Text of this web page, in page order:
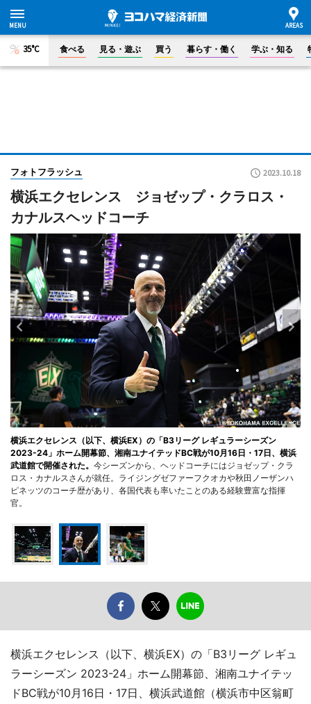
35°C 食べる 見る・遊ぶ 買う 暮らす・働く 学ぶ・知る
フォトフラッシュ 2023.10.18
横浜エクセレンス ジョゼップ・クラロス・
カナルスヘッドコーチ
横浜エクセレンス（以下、横浜EX）の「B3リーグ レギュラーシーズン
2023-24」ホーム開幕節、湘南ユナイテッドBC戦が10月16日・17日、横浜
武道館で開催された。 今シーズンから、ヘッドコーチにはジョゼップ・クラ
ロス・カナルスさんが就任。ライジングゼファーフクオカや秋田ノーザンハ
ピネッツのコーチ歴があり、各国代表も率いたことのある経験豊富な指揮
官。
横浜エクセレンス（以下、横浜EX）の「B3リーグ レギュ
ラーシーズン 2023-24」ホーム開幕節、湘南ユナイテッ
ドBC戦が10月16日・17日、横浜武道館（横浜市中区翁町